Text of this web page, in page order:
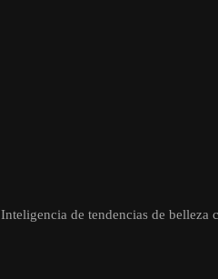
Inteligencia de tendencias de belleza